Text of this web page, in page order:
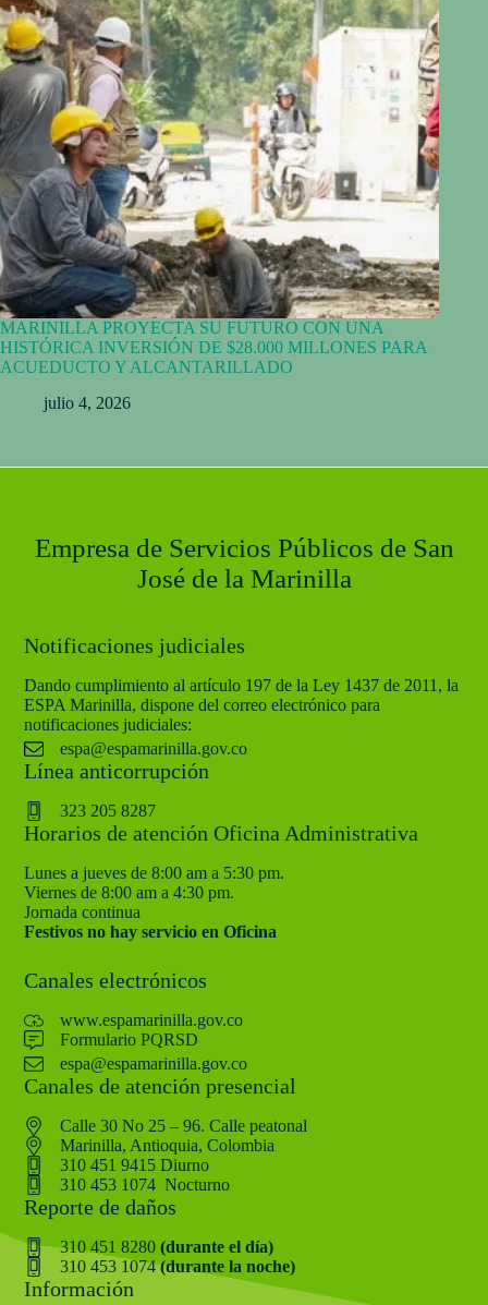
MARINILLA PROYECTA SU FUTURO CON UNA
HISTÓRICA INVERSIÓN DE $28.000 MILLONES PARA
ACUEDUCTO Y ALCANTARILLADO
julio 4, 2026
Empresa de Servicios Públicos de San
José de la Marinilla
Canales electrónicos
www.espamarinilla.gov.co
Formulario PQRSD
espa@espamarinilla.gov.co
Canales de atención presencial
Calle 30 No 25 – 96. Calle peatonal
Marinilla, Antioquia, Colombia
310 451 9415 Diurno
310 453 1074 Nocturno
Notificaciones judiciales
Dando cumplimiento al artículo 197 de la Ley 1437 de 2011, la
ESPA Marinilla, dispone del correo electrónico para
notificaciones judiciales:
espa@espamarinilla.gov.co
Línea anticorrupción
323 205 8287
Horarios de atención Oficina Administrativa
Lunes a jueves de 8:00 am a 5:30 pm.
Viernes de 8:00 am a 4:30 pm.
Jornada continua
Festivos no hay servicio en Oficina
Reporte de daños
310 451 8280(durante el día)
310 453 1074(durante la noche)
Información